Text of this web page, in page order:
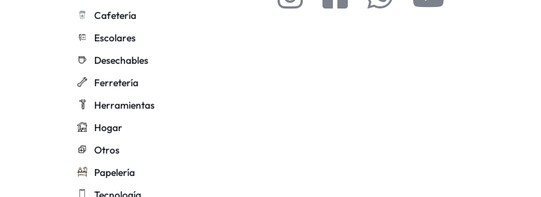
Cafetería
Escolares
Desechables
Ferretería
Herramientas
Hogar
Otros
Papelería